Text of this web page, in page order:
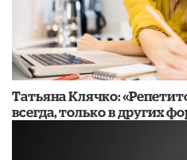
​Татьяна Клячко:
всегда, только в других